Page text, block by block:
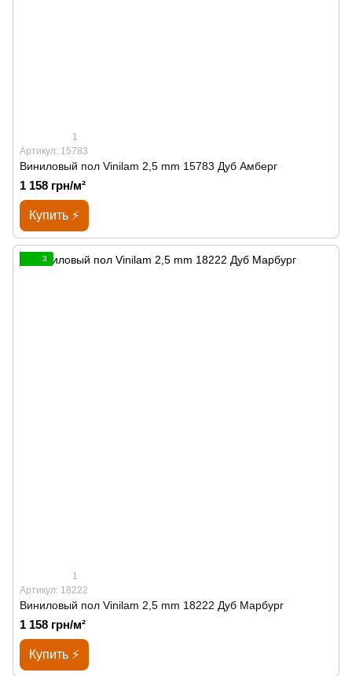
1
Артикул: 15783
Виниловый пол Vinilam 2,5 mm 15783 Дуб Амберг
1 158 грн/м²
Купить ⚡
3
1
Артикул: 18222
Виниловый пол Vinilam 2,5 mm 18222 Дуб Марбург
1 158 грн/м²
Купить ⚡